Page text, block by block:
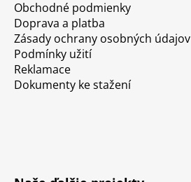
Obchodné podmienky
Doprava a platba
Zásady ochrany osobných údajov
Podmínky užití
Reklamace
Dokumenty ke stažení